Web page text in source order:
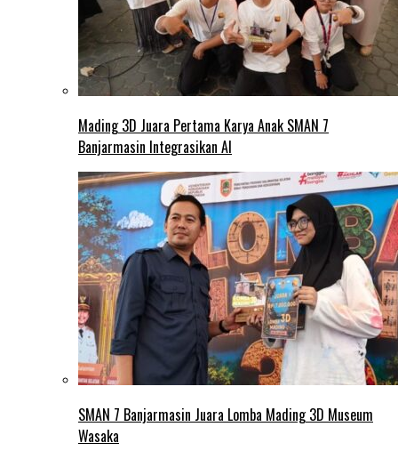
Mading 3D Juara Pertama Karya Anak SMAN 7
Banjarmasin Integrasikan AI
SMAN 7 Banjarmasin Juara Lomba Mading 3D Museum
Wasaka